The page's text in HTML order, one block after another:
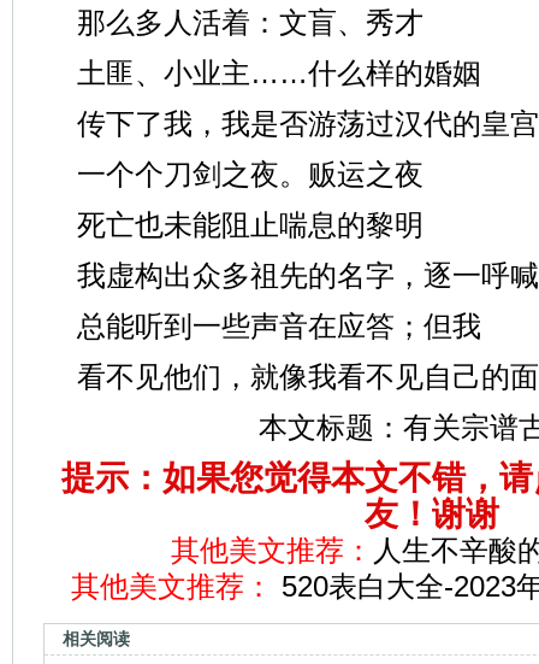
那么多人活着：文盲、秀才
土匪、小业主……什么样的婚姻
传下了我，我是否游荡过汉代的皇
一个个刀剑之夜。贩运之夜
死亡也未能阻止喘息的黎明
我虚构出众多祖先的名字，逐一呼喊
总能听到一些声音在应答；但我
看不见他们，就像我看不见自己的
本文标题： 有关宗谱
提示：如果您觉得本文不错，
友！谢谢
其他美文推荐： 人生不辛酸
其他美文推荐：
520表白大全-2023
相关阅读